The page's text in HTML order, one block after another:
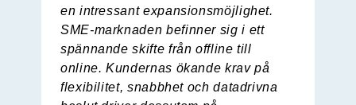
en intressant expansionsmöjlighet.
SME-marknaden befinner sig i ett
spännande skifte från offline till
online. Kundernas ökande krav på
flexibilitet, snabbhet och datadrivna